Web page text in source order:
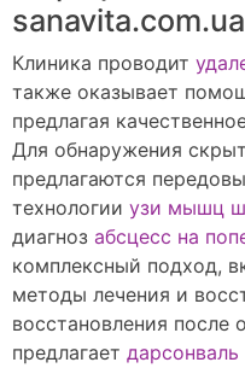
sanavita.com.ua
Клиника проводит
также оказывает
предлагая
Для обнаружения
предлагаются
технологии узи мышц
диагноз абсцесс на
комплексный подход,
методы лечения и
восстановления после
предлагает